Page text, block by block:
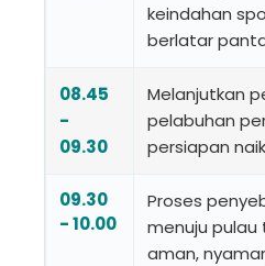
keindahan
berlatar
08.45
-
09.30
Melanjutkan
pelabuhan
persiapan
09.30
- 10.00
Proses
menuju pulau
aman,